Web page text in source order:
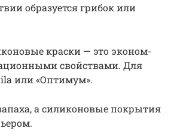
образуется грибок или
краски — это эконом-
свойствами. Для
или «Оптимум».
а силиконовые покрытия